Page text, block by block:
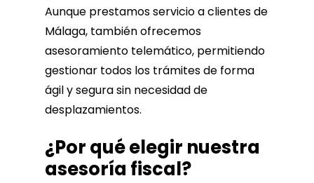
Aunque prestamos servicio a clientes de
Málaga, también ofrecemos
asesoramiento telemático, permitiendo
gestionar todos los trámites de forma
ágil y segura sin necesidad de
desplazamientos.
¿Por qué elegir nuestra
asesoría fiscal?